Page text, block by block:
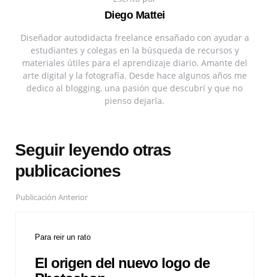
Diego Mattei
Diseñador autodidacta freelance ensañado con ayudar a
estudiantes y colegas en la búsqueda de recursos y
materiales útiles para el aprendizaje diario. Amante del
arte digital y la fotografía. Desde hace algunos años me
dedico al blogging, una pasión que descubrí y que no
pienso dejarla.
Seguir leyendo otras
publicaciones
Publicación Anterior
Para reir un rato
El origen del nuevo logo de